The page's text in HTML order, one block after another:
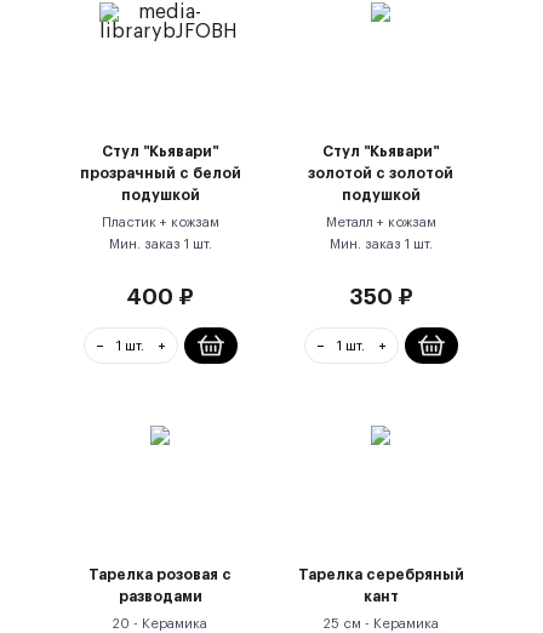
Стул "Кьявари"
прозрачный с белой
подушкой
Пластик + кожзам
Мин. заказ 1 шт.
400 ₽
Стул "Кьявари"
золотой с золотой
подушкой
Металл + кожзам
Мин. заказ 1 шт.
350 ₽
Тарелка розовая с
разводами
20 - Керамика
Тарелка серебряный
кант
25 см - Керамика